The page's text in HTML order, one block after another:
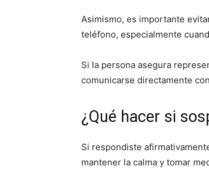
Asimismo, es importante
teléfono, especialmente
Si la persona asegura
comunicarse directamente
¿Qué hacer si
Si respondiste
mantener la calma y tomar